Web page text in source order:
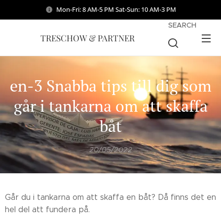
Mon-Fri: 8 AM-5 PM Sat-Sun: 10 AM-3 PM
TRESCHOW & PARTNER
SEARCH
en-3 Snabba tips till dig som
går i tankarna om att skaffa
båt
20/05/2022
Går du i tankarna om att skaffa en båt? Då finns det en
hel del att fundera på.